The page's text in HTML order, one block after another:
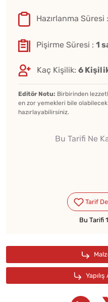
Hazırlanma Süresi :
Pişirme Süresi : 1
Kaç Kişilik: 6
Editör Notu: Birbirinden
en zor yemekleri bile olabilecek
hazırlayabilirsiniz.
Bu Tarifi Ne
Bu Tarifi